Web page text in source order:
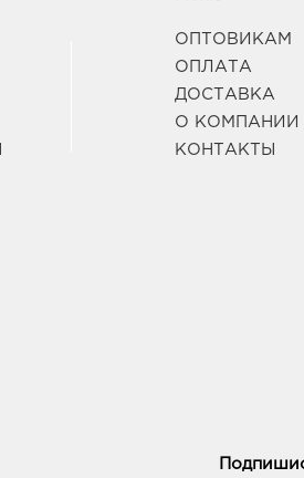
ОПТОВИКАМ
ОПЛАТА
ДОСТАВКА
О КОМПАНИИ
КОНТАКТЫ